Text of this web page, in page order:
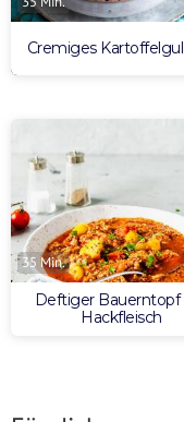
Cremiges
35 Min.
Deftiger
Hackfleisch